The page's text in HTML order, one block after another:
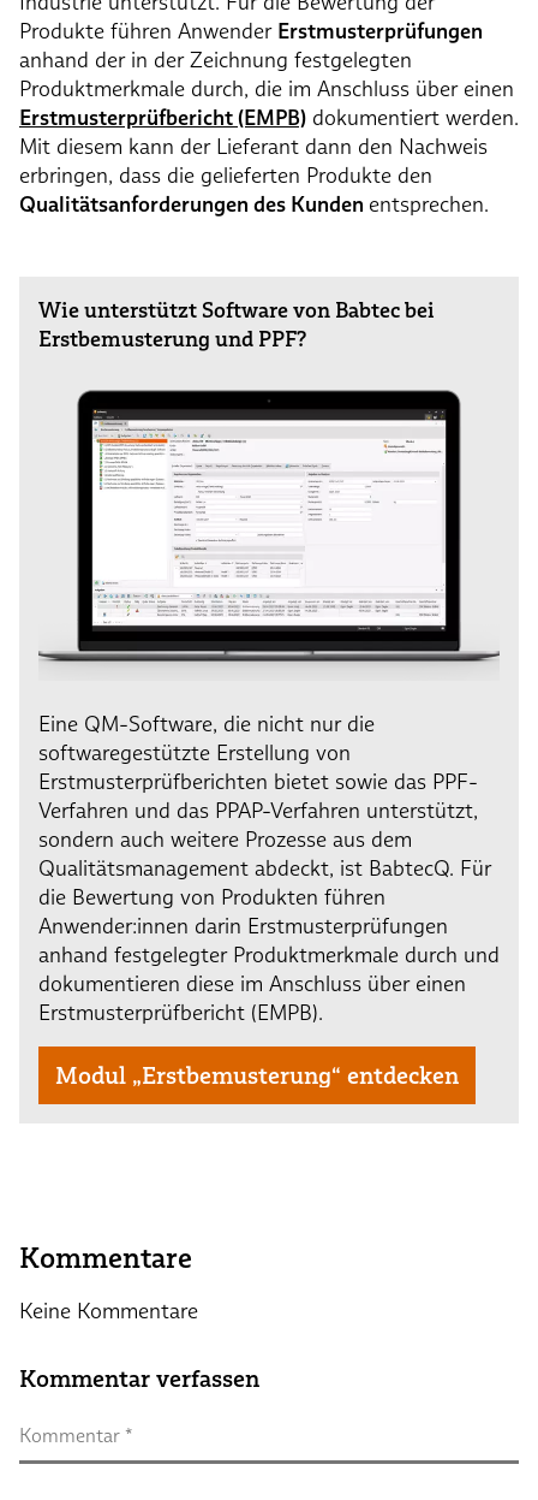
Produkte führen Anwender Erstmusterprüfungen
anhand der in der Zeichnung festgelegten
Produktmerkmale durch, die im Anschluss über einen
Erstmusterprüfbericht (EMPB) dokumentiert werden.
Mit diesem kann der Lieferant dann den Nachweis
erbringen, dass die gelieferten Produkte den
Qualitätsanforderungen des Kunden entsprechen.
Wie unterstützt Software von Babtec bei
Erstbemusterung und PPF?
Eine QM-Software, die nicht nur die
softwaregestützte Erstellung von
Erstmusterprüfberichten bietet sowie das PPF-
Verfahren und das PPAP-Verfahren unterstützt,
sondern auch weitere Prozesse aus dem
Qualitätsmanagement abdeckt, ist BabtecQ. Für
die Bewertung von Produkten führen
Anwender:innen darin Erstmusterprüfungen
anhand festgelegter Produktmerkmale durch und
dokumentieren diese im Anschluss über einen
Erstmusterprüfbericht (EMPB).
Modul „Erstbemusterung“ entdecken
Kommentare
Keine Kommentare
Kommentar verfassen
Kommentar *